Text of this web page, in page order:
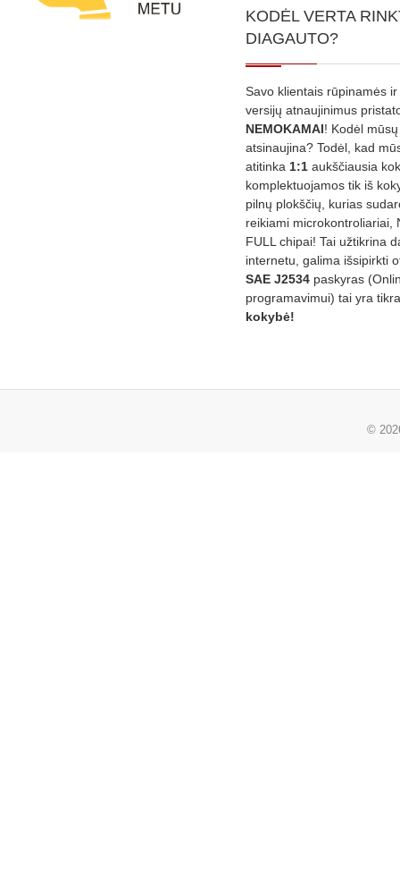
KODĖL VERTA
DIAGAUTO?
Savo klientais rūpinamės
versijų atnaujinimus
NEMOKAMAI! Kodėl
atsinaujina? Todėl, kad
atitinka 1:1 aukščiausia
komplektuojamos tik iš
pilnų plokščių, kurias
reikiami microkontroliariai,
FULL chipai! Tai užtikrina
internetu, galima išsipirkti
SAE J2534 paskyras
programavimui) tai yra
kokybė!
©